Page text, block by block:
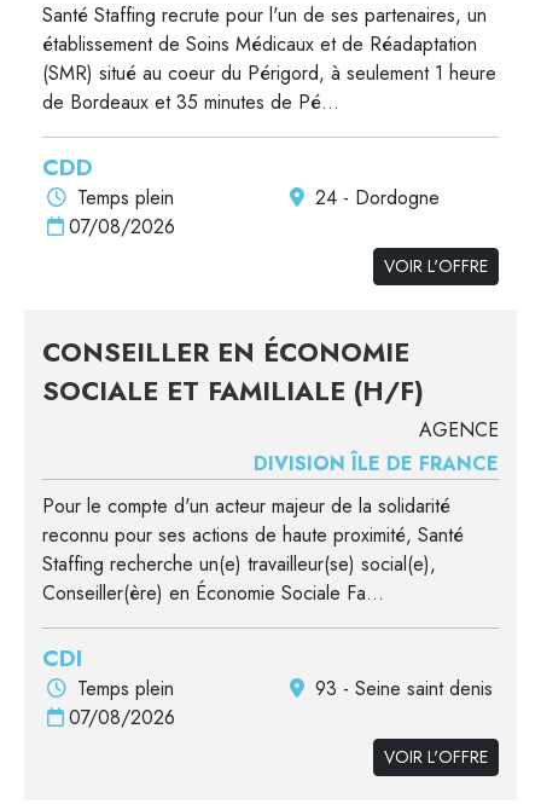
Santé Staffing recrute pour l'un de ses partenaires, un
établissement de Soins Médicaux et de Réadaptation
(SMR) situé au coeur du Périgord, à seulement 1 heure
de Bordeaux et 35 minutes de Pé...
CDD
Temps plein
24 - Dordogne
07/08/2026
VOIR L'OFFRE
CONSEILLER EN ÉCONOMIE
SOCIALE ET FAMILIALE (H/F)
AGENCE
DIVISION ÎLE DE FRANCE
Pour le compte d'un acteur majeur de la solidarité
reconnu pour ses actions de haute proximité, Santé
Staffing recherche un(e) travailleur(se) social(e),
Conseiller(ère) en Économie Sociale Fa...
CDI
Temps plein
93 - Seine saint denis
07/08/2026
VOIR L'OFFRE